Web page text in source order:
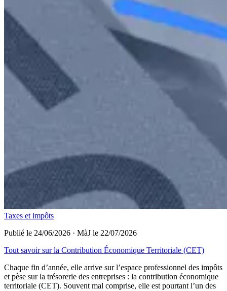
Taxes et impôts
Publié le 24/06/2026 · MàJ le 22/07/2026
Tout savoir sur la Contribution Économique Territoriale (CET)
Chaque fin d’année, elle arrive sur l’espace professionnel des impôts
et pèse sur la trésorerie des entreprises : la contribution économique
territoriale (CET). Souvent mal comprise, elle est pourtant l’un des